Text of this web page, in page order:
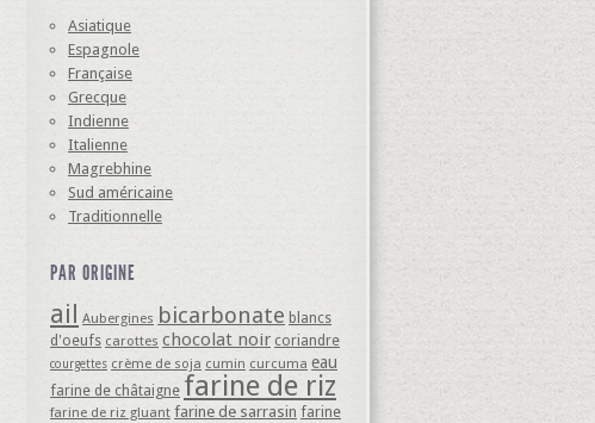
Asiatique
Espagnole
Française
Grecque
Indienne
Italienne
Magrebhine
Sud américaine
Traditionnelle
PAR ORIGINE
ail Aubergines bicarbonate blancs
d'oeufs carottes chocolat noir coriandre
courgettes crème de soja cumin curcuma eau
farine de châtaigne farine de riz
farine de riz gluant farine de sarrasin farine